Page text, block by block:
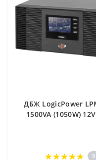
ДБЖ LogicPower
1500VA (1050W)
9